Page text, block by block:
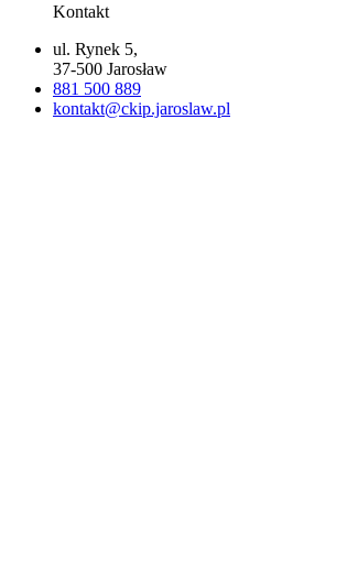
Kontakt
ul. Rynek 5,
37-500 Jarosław
881 500 889
kontakt@ckip.jaroslaw.pl